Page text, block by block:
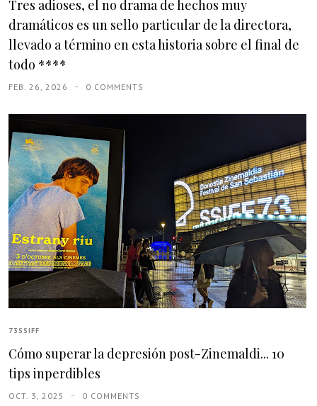
Tres adioses, el no drama de hechos muy
dramáticos es un sello particular de la directora,
llevado a término en esta historia sobre el final de
todo ****
FEB. 26, 2026 0 COMMENTS
73SSIFF
Cómo superar la depresión post-Zinemaldi... 10
tips inperdibles
OCT. 3, 2025 0 COMMENTS